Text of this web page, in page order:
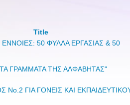
Title
50 ΦΥΛΛΑ ΕΡΓΑΣΙΑΣ & 50
ΤΑ ΓΡΑΜΜΑΤΑ ΤΗΣ ΑΛΦΑΒΗΤΑΣ"
No.2 ΓΙΑ ΓΟΝΕΙΣ ΚΑΙ